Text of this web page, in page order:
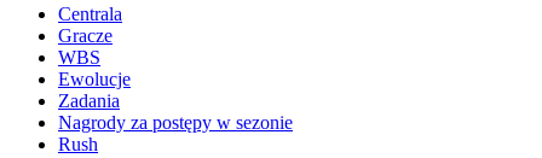
Centrala
Gracze
WBS
Ewolucje
Zadania
Nagrody za postępy w sezonie
Rush